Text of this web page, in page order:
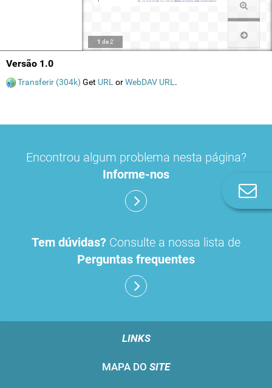
1 de2
Versão 1.0
Transferir (304k) Get URL orWebDAV URL .
Encontrou algum problema nesta página?
Informe-nos
Tem dúvidas? Consulte a nossa lista de
Perguntas frequentes
LINKS
MAPA DO SITE